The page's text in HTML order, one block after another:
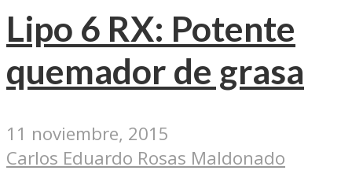
Lipo 6 RX: Potente
quemador de grasa
11 noviembre, 2015
Carlos Eduardo Rosas Maldonado